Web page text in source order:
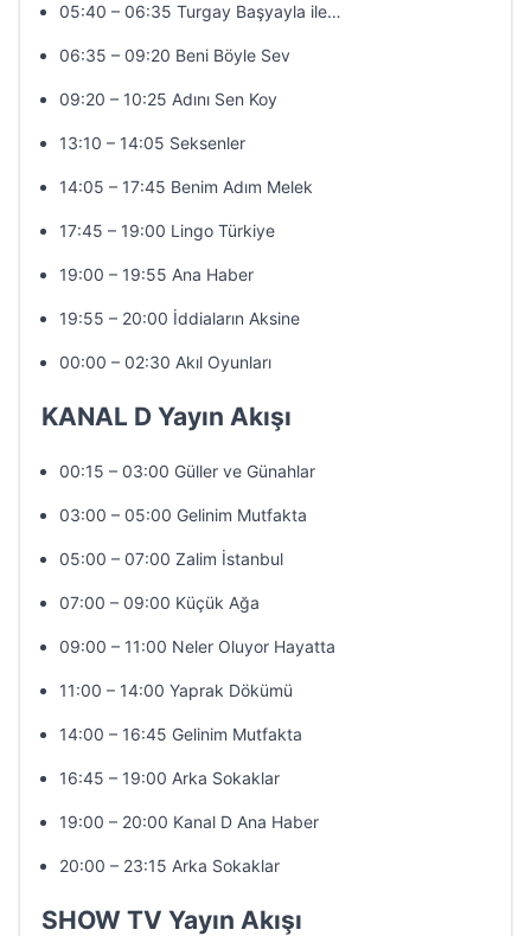
05:40 – 06:35 Turgay Başyayla ile…
06:35 – 09:20 Beni Böyle Sev
09:20 – 10:25 Adını Sen Koy
13:10 – 14:05 Seksenler
14:05 – 17:45 Benim Adım Melek
17:45 – 19:00 Lingo Türkiye
19:00 – 19:55 Ana Haber
19:55 – 20:00 İddiaların Aksine
00:00 – 02:30 Akıl Oyunları
KANAL D Yayın Akışı
00:15 – 03:00 Güller ve Günahlar
03:00 – 05:00 Gelinim Mutfakta
05:00 – 07:00 Zalim İstanbul
07:00 – 09:00 Küçük Ağa
09:00 – 11:00 Neler Oluyor Hayatta
11:00 – 14:00 Yaprak Dökümü
14:00 – 16:45 Gelinim Mutfakta
16:45 – 19:00 Arka Sokaklar
19:00 – 20:00 Kanal D Ana Haber
20:00 – 23:15 Arka Sokaklar
SHOW TV Yayın Akışı